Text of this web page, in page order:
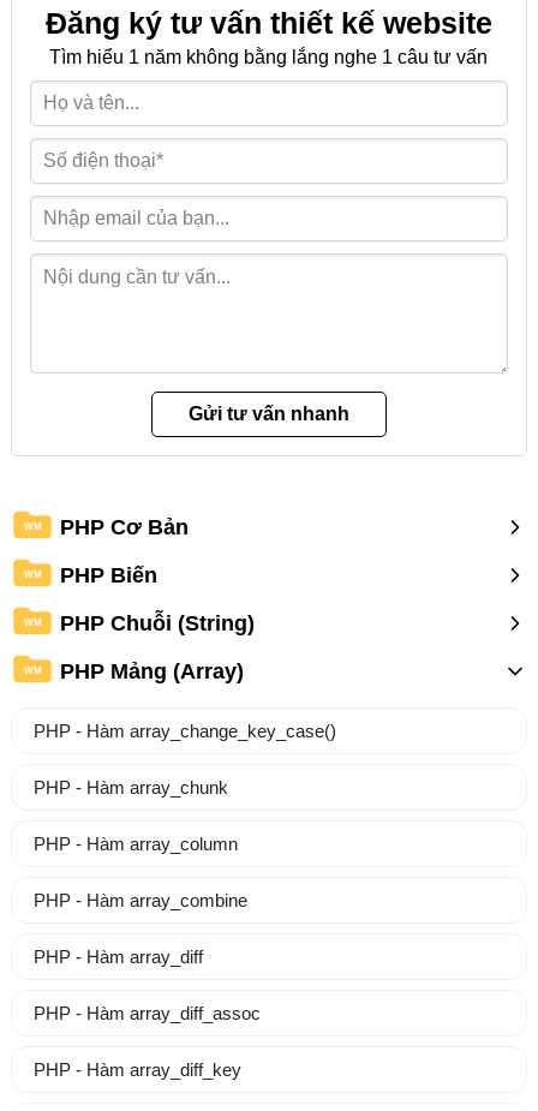
Đăng ký tư vấn thiết kế website
Tìm hiểu 1 năm không bằng lắng nghe 1 câu tư vấn
WM PHP Cơ Bản
WM PHP Biến
WM PHP Chuỗi (String)
WM PHP Mảng (Array)
PHP - Hàm array_change_key_case()
PHP - Hàm array_chunk
PHP - Hàm array_column
PHP - Hàm array_combine
PHP - Hàm array_diff
PHP - Hàm array_diff_assoc
PHP - Hàm array_diff_key